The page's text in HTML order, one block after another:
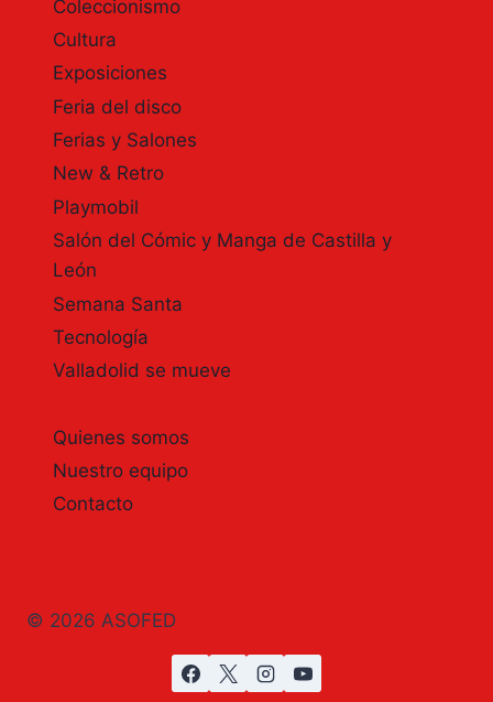
Coleccionismo
Cultura
Exposiciones
Feria del disco
Ferias y Salones
New & Retro
Playmobil
Salón del Cómic y Manga de Castilla y
León
Semana Santa
Tecnología
Valladolid se mueve
Quienes somos
Nuestro equipo
Contacto
© 2026 ASOFED